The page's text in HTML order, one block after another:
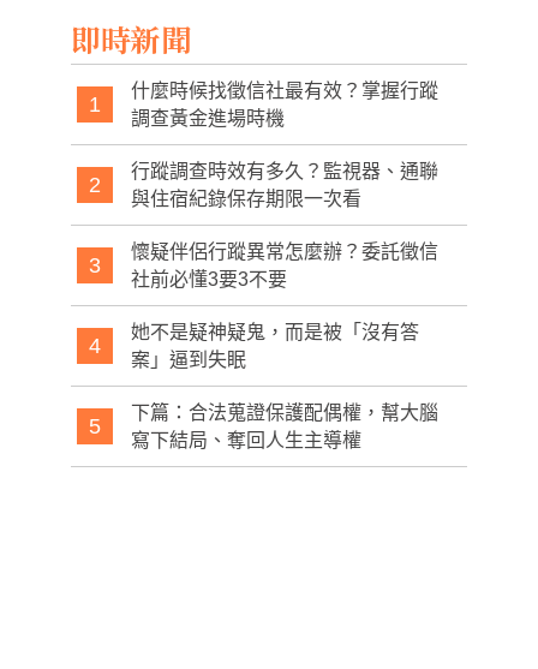
即時新聞
1
什麼時候找徵信社最有效？掌握行蹤
調查黃金進場時機
2
行蹤調查時效有多久？監視器、通聯
與住宿紀錄保存期限一次看
3
懷疑伴侶行蹤異常怎麼辦？委託徵信
社前必懂3要3不要
4
她不是疑神疑鬼，而是被「沒有答
案」逼到失眠
5
下篇：合法蒐證保護配偶權，幫大腦
寫下結局、奪回人生主導權